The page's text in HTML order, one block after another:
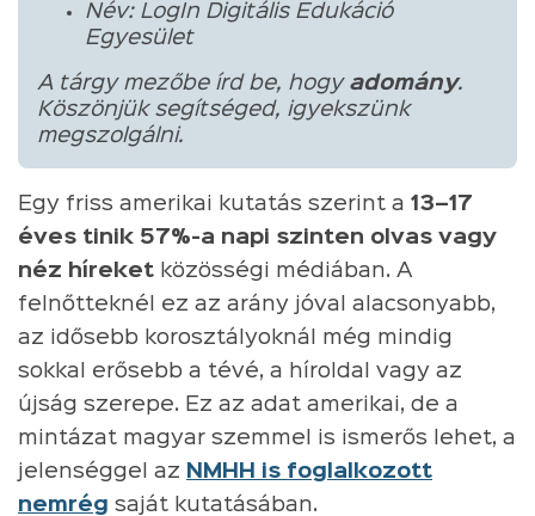
Név: LogIn Digitális Edukáció
Egyesület
A tárgy mezőbe írd be, hogy adomány.
Köszönjük segítséged, igyekszünk
megszolgálni.
Egy friss amerikai kutatás szerint a 13–17
éves tinik 57%-a napi szinten olvas vagy
néz híreket közösségi médiában. A
felnőtteknél ez az arány jóval alacsonyabb,
az idősebb korosztályoknál még mindig
sokkal erősebb a tévé, a híroldal vagy az
újság szerepe. Ez az adat amerikai, de a
mintázat magyar szemmel is ismerős lehet, a
jelenséggel az NMHH is foglalkozott
nemrég saját kutatásában.